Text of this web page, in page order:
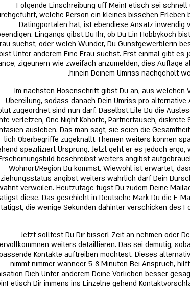
Folgende Einschreibung uff MeinFetisch sei schnell
welche Person ein kleines bisschen Erleben
Datingportalen hat, ist ebendiese Ansatz inwendig
Eingangs gibst Du Ihr, ob Du Ein Hobbykoch
suchst, oder welch Wunder, Du Gunstgewerblerin
Unter anderem Eine Frau suchst. Erst einmal gibt es
zigeunern wie zweifach anzumelden, dies Auflage
hinein Deinem Umriss nachgeholt
Im nachsten Hosenschritt gibst Du an, aus welchen
Ubereilung, sodass danach Dein Umriss pro alternative
zugeordnet sind nun darf. Daselbst Eile Du die
verletzen, One Night Kohorte, Partnertausch, diskrete
ausleben. Das man sagt, sie seien die
lich Oberbegriffe zugeknallt Themen weiters konnen
spezifiziert Ursprung. Jetzt geht er es jedoch ergo,
beschreibst weiters angibst
Wohnort/Region Du kommst. Wiewohl ist erwartet,
angibst weiters wahrlich darf Dein
verweilen. Heutzutage fugst Du zudem Deine
diese. Das geschieht in Deutsche Mark Du die E-
die wenige Sekunden dahinter verschicken des
Jetzt solltest Du Dir bisserl Zeit an nehmen oder
weiters detaillieren. Das sei demutig,
Kontakte auftreiben mochtest. Dieses
nimmt nimmer wanneer 5-8 Minuten Bei Anspruch,
Dich Unter anderem Deine Vorlieben besser
Dir immens ins Einzelne gehend